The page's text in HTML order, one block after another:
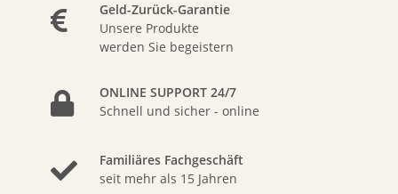
Geld-Zurück-Garantie
Unsere Produkte
werden Sie begeistern
ONLINE SUPPORT 24/7
Schnell und sicher - online
Familiäres Fachgeschäft
seit mehr als 15 Jahren